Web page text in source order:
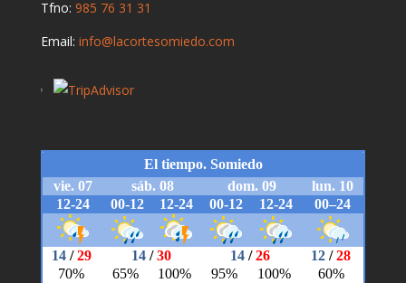
Tfno: 985 76 31 31
Email: info@lacortesomiedo.com